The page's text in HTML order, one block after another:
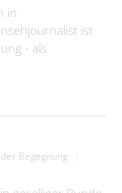
in
ist
- als
Begegnung